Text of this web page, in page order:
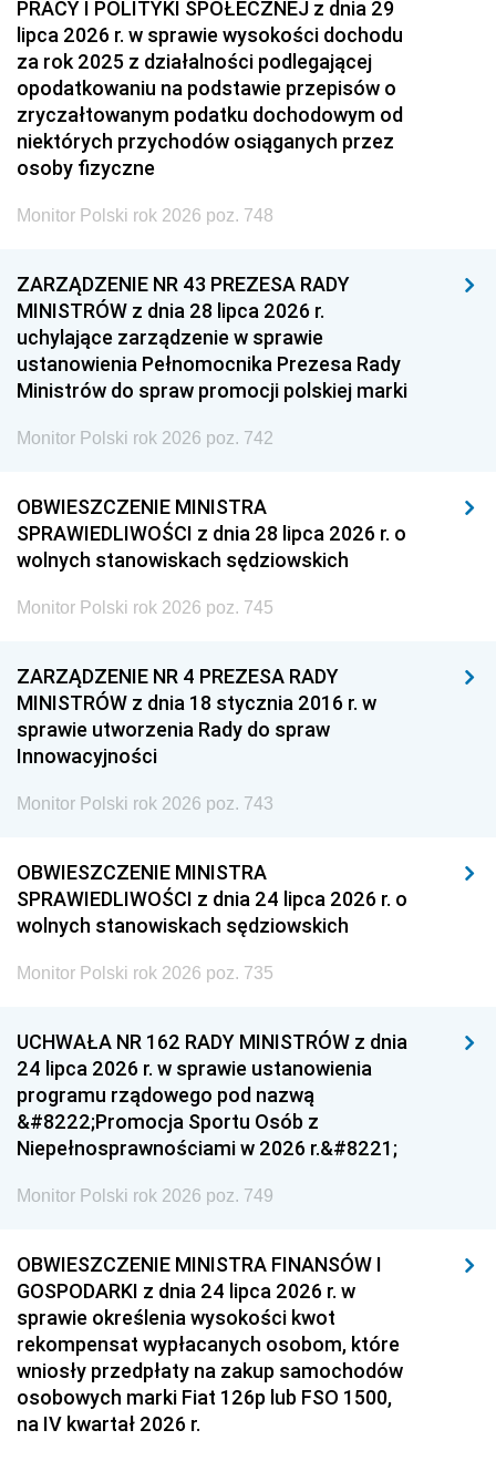
PRACY I POLITYKI SPOŁECZNEJ z dnia 29
lipca 2026 r. w sprawie wysokości dochodu
za rok 2025 z działalności podlegającej
opodatkowaniu na podstawie przepisów o
zryczałtowanym podatku dochodowym od
niektórych przychodów osiąganych przez
osoby fizyczne
Monitor Polski rok 2026 poz. 748
ZARZĄDZENIE NR 43 PREZESA RADY
MINISTRÓW z dnia 28 lipca 2026 r.
uchylające zarządzenie w sprawie
ustanowienia Pełnomocnika Prezesa Rady
Ministrów do spraw promocji polskiej marki
Monitor Polski rok 2026 poz. 742
OBWIESZCZENIE MINISTRA
SPRAWIEDLIWOŚCI z dnia 28 lipca 2026 r. o
wolnych stanowiskach sędziowskich
Monitor Polski rok 2026 poz. 745
ZARZĄDZENIE NR 4 PREZESA RADY
MINISTRÓW z dnia 18 stycznia 2016 r. w
sprawie utworzenia Rady do spraw
Innowacyjności
Monitor Polski rok 2026 poz. 743
OBWIESZCZENIE MINISTRA
SPRAWIEDLIWOŚCI z dnia 24 lipca 2026 r. o
wolnych stanowiskach sędziowskich
Monitor Polski rok 2026 poz. 735
UCHWAŁA NR 162 RADY MINISTRÓW z dnia
24 lipca 2026 r. w sprawie ustanowienia
programu rządowego pod nazwą
&#8222;Promocja Sportu Osób z
Niepełnosprawnościami w 2026 r.&#8221;
Monitor Polski rok 2026 poz. 749
OBWIESZCZENIE MINISTRA FINANSÓW I
GOSPODARKI z dnia 24 lipca 2026 r. w
sprawie określenia wysokości kwot
rekompensat wypłacanych osobom, które
wniosły przedpłaty na zakup samochodów
osobowych marki Fiat 126p lub FSO 1500,
na IV kwartał 2026 r.